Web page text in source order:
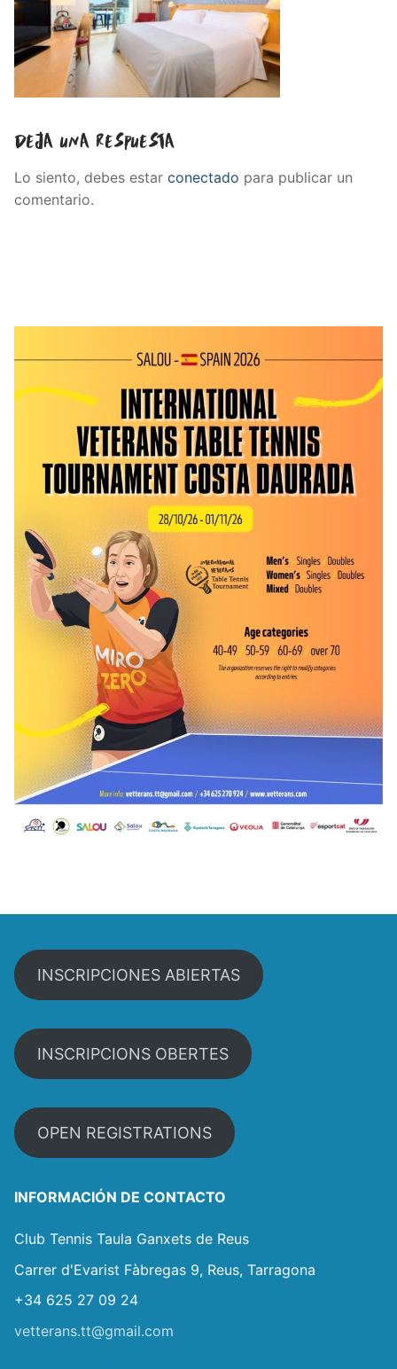
Deja una respuesta
Lo siento, debes estar conectado para publicar un
comentario.
INSCRIPCIONES ABIERTAS
INSCRIPCIONS OBERTES
OPEN REGISTRATIONS
INFORMACIÓN DE CONTACTO
Club Tennis Taula Ganxets de Reus
Carrer d'Evarist Fàbregas 9, Reus, Tarragona
+34 625 27 09 24
vetterans.tt@gmail.com